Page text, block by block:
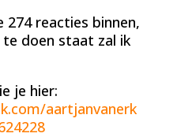
reacties binnen,
doen staat zal ik
je hier:
aartjanvanerk